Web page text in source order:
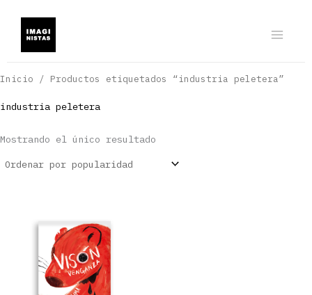
contenido
Inicio / Productos etiquetados “industria peletera”
industria peletera
Mostrando el único resultado